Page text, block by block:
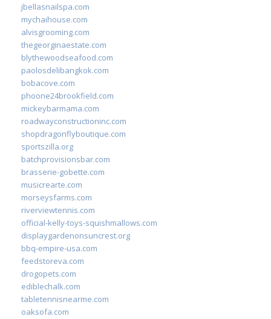
jbellasnailspa.com
mychaihouse.com
alvisgrooming.com
thegeorginaestate.com
blythewoodseafood.com
paolosdelibangkok.com
bobacove.com
phoone24brookfield.com
mickeybarmama.com
roadwayconstructioninc.com
shopdragonflyboutique.com
sportszilla.org
batchprovisionsbar.com
brasserie-gobette.com
musicrearte.com
morseysfarms.com
riverviewtennis.com
official-kelly-toys-squishmallows.com
displaygardenonsuncrest.org
bbq-empire-usa.com
feedstoreva.com
drogopets.com
ediblechalk.com
tabletennisnearme.com
oaksofa.com